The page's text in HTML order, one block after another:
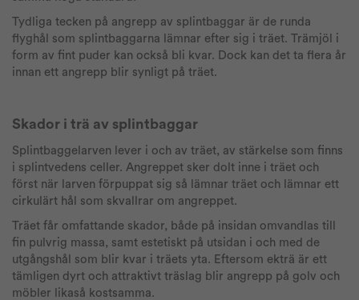
Tydliga tecken på angrepp av splintbaggar är de runda
flyghål som splintbaggarna lämnar efter sig i träet. Trämjöl i
form av fint puder kan också bli kvar. Dock kan det ta flera år
innan ett angrepp blir synligt på träet.
Skador i trä av splintbaggar
Splintbaggelarven lever i och av träet, av stärkelse som finns
i splintvedens celler. Angreppet sker dolt inne i träet och
först när larven förpuppat sig så lämnar träet och lämnar ett
cirkulärt hål som skvallrar om angreppet.
Träet får omfattande skador, både på insidan omvandlas till
fin pulvrig massa, samt estetiskt på utsidan i och med de
utgångshål som blir kvar i träets yta. Eftersom ekträ är ett
tämligen dyrt och attraktivt träslag blir angrepp på golv och
möbler likaså kostsamma.